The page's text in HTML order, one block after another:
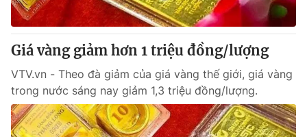
Giá vàng giảm hơn 1 triệu đồng/lượng
VTV.vn - Theo đà giảm của giá vàng thế giới, giá vàng
trong nước sáng nay giảm 1,3 triệu đồng/lượng.